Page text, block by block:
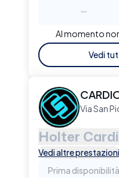
-
Al momento
Vedi
Via San
Holter
Vedi altre prestazioni
Prima disponibilità